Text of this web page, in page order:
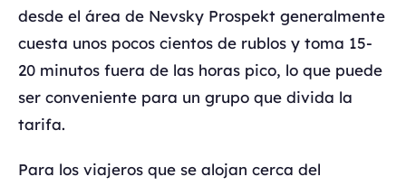
desde el área de Nevsky Prospekt generalmente
cuesta unos pocos cientos de rublos y toma 15-
20 minutos fuera de las horas pico, lo que puede
ser conveniente para un grupo que divida la
tarifa.
Para los viajeros que se alojan cerca del